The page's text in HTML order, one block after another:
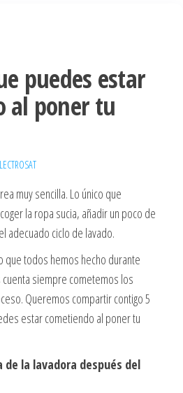
puedes estar
al poner tu
muy sencilla. Lo único que
la ropa sucia, añadir un poco de
adecuado ciclo de lavado.
que todos hemos hecho durante
siempre cometemos los
Queremos compartir contigo 5
estar cometiendo al poner tu
de la lavadora después del